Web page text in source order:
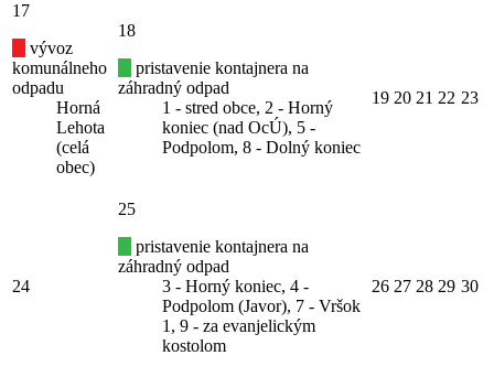
17
vývoz
komunálneho
odpadu
Horná
Lehota
(celá
obec)
18
pristavenie kontajnera na
záhradný odpad
1 - stred obce, 2 - Horný
koniec (nad OcÚ), 5 -
Podpolom, 8 - Dolný koniec
19 20 21 22 23
24
25
pristavenie kontajnera na
záhradný odpad
3 - Horný koniec, 4 -
Podpolom (Javor), 7 - Vršok
1, 9 - za evanjelickým
kostolom
26 27 28 29 30